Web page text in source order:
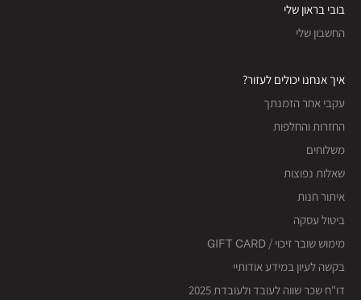
בובי בראון שלי
החשבון שלי
איך אנחנו יכולים לעזור?
עקבי אחר הזמנתך
החזרות והחלפות
משלוחים
שאלות נפוצות
איתור חנות
ביטול עסקה
מימוש שובר זיכוי / GIFT CARD
בקשה לעיון במידע אודותיי
דו"ח שכר שווה לעובד ולעובדת 2025